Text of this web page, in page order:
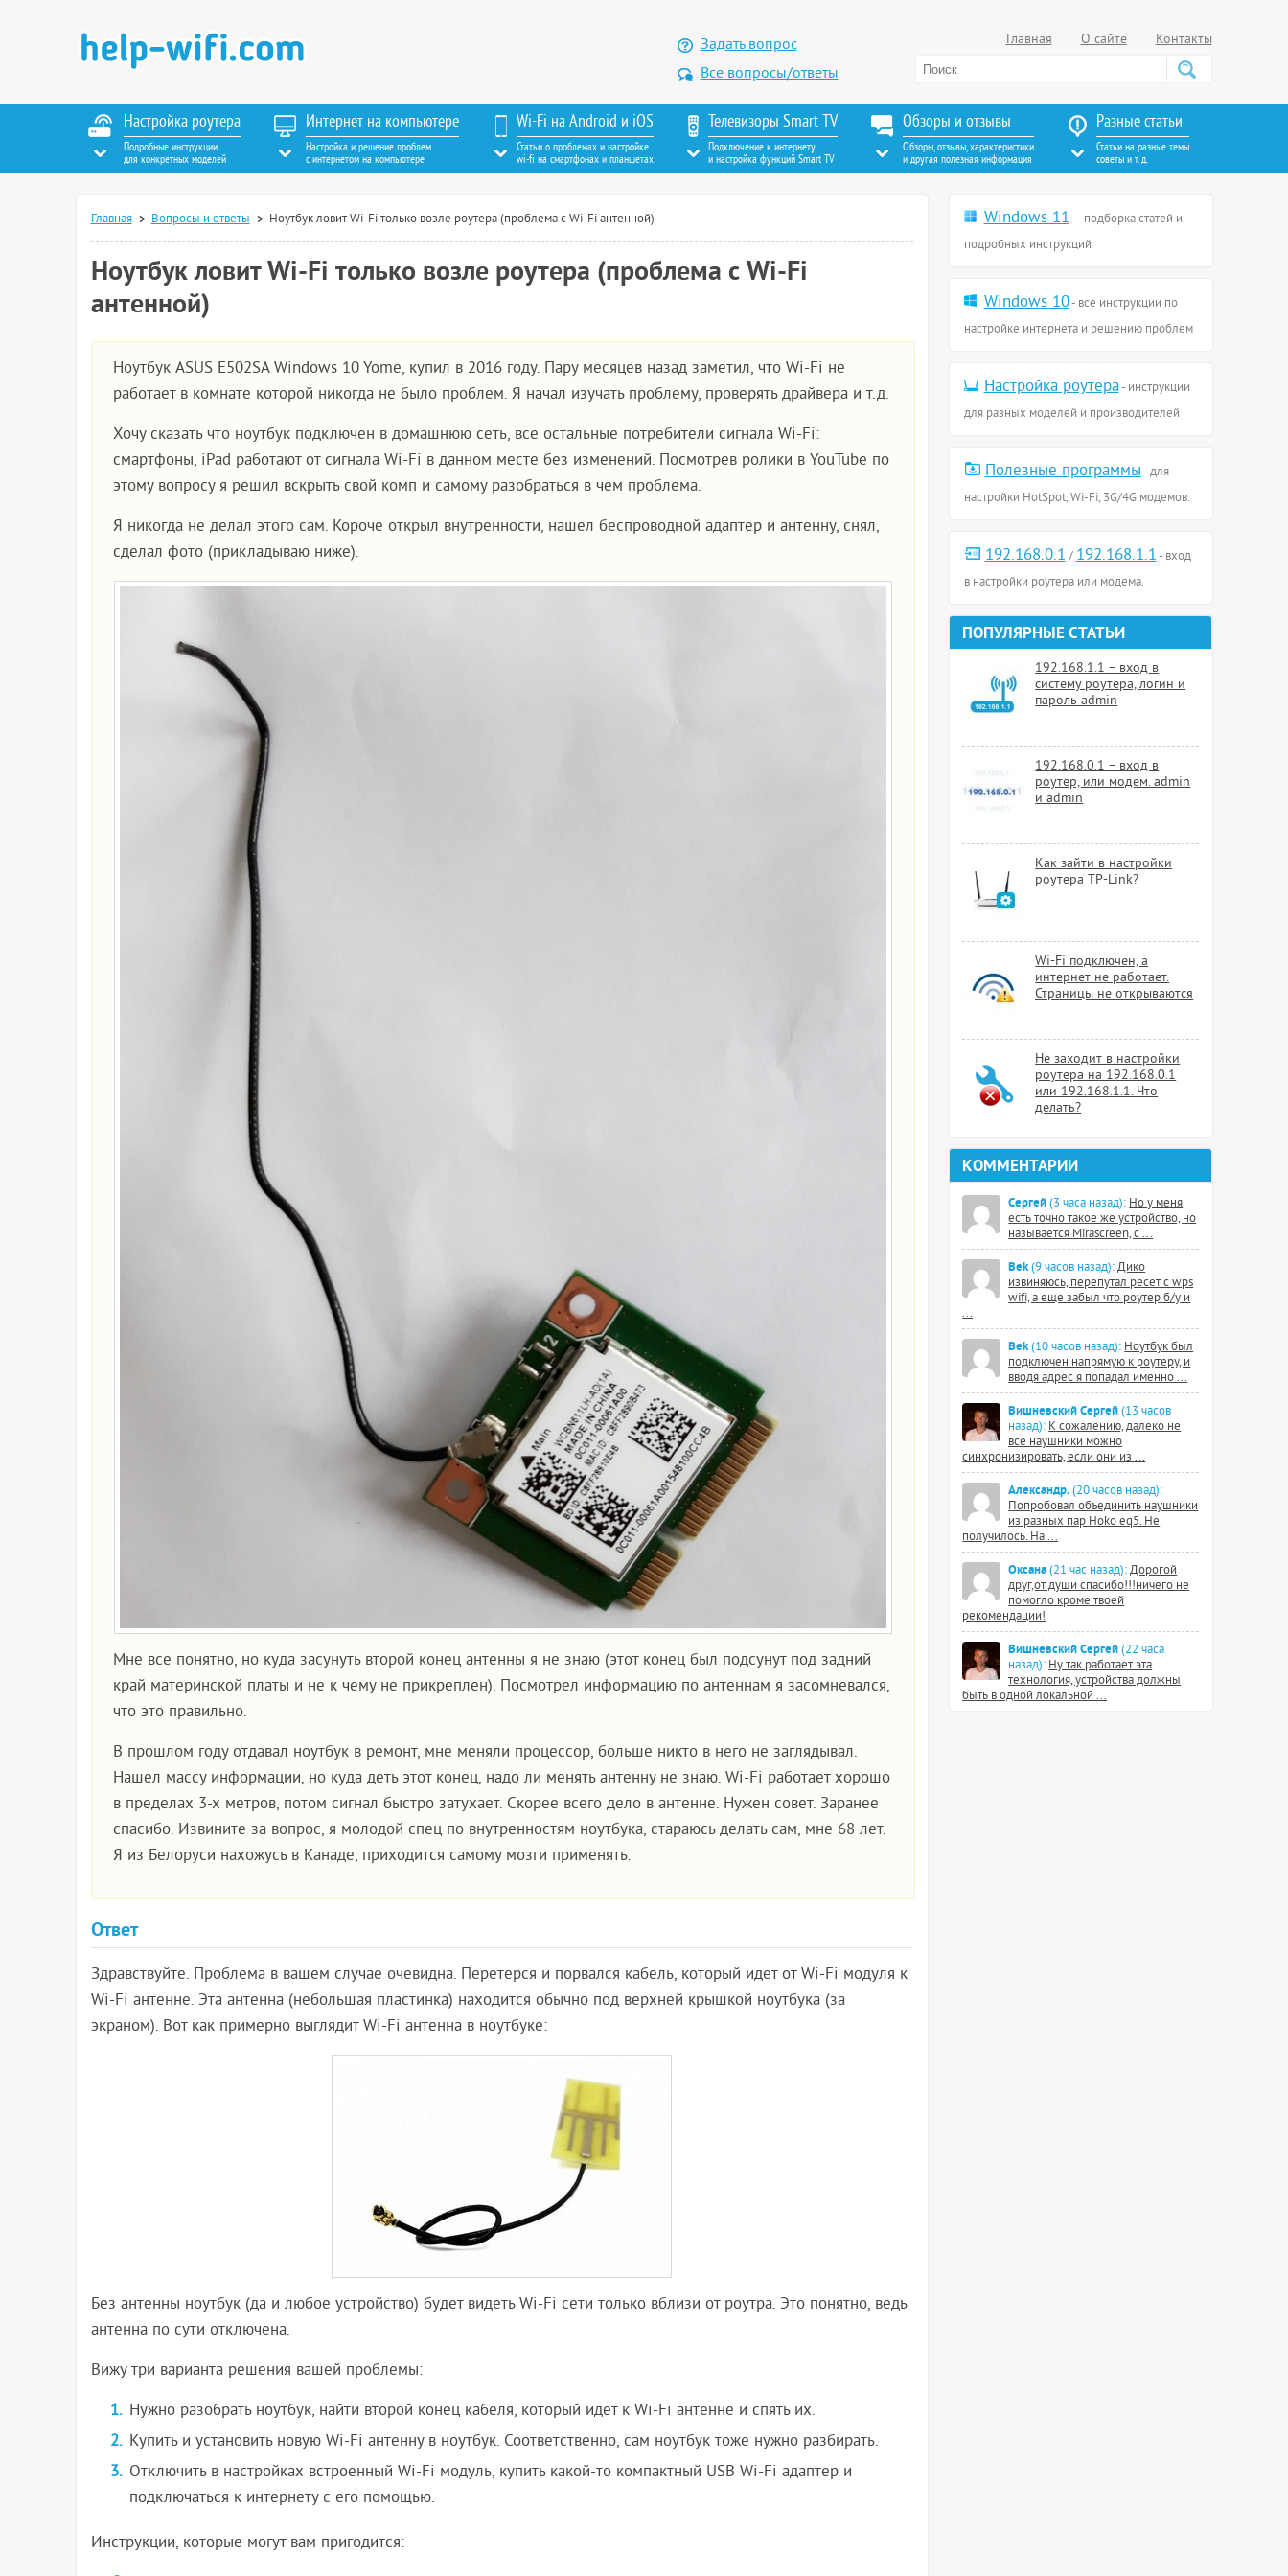
Настройка роутера
Подробные инструкции
для конкретных моделей
Интернет на компьютере
Настройка и решение проблем
с интернетом на компьютере
Wi-Fi на Android и iOS
Статьи о проблемах и настройке
wi-fi на смартфонах и планшетах
Телевизоры Smart TV
Подключение к интернету
и настройка функций Smart TV
Обзоры и отзывы
Обзоры, отзывы, характеристики
и другая полезная информация
Разные статьи
Статьи на разные темы
советы и т. д.
Задать вопрос
Все вопросы/ответы
Главная О сайте Контакты
Главная Вопросы и ответы Ноутбук ловит Wi-Fi только возле роутера (проблема с Wi-Fi антенной)
Ноутбук ловит Wi-Fi только возле роутера (проблема с Wi-Fi
антенной)
Ноутбук ASUS E502SA Windows 10 Yome, купил в 2016 году. Пару месяцев назад заметил, что Wi-Fi не
работает в комнате которой никогда не было проблем. Я начал изучать проблему, проверять драйвера и т.д.
Хочу сказать что ноутбук подключен в домашнюю сеть, все остальные потребители сигнала Wi-Fi:
смартфоны, iPad работают от сигнала Wi-Fi в данном месте без изменений. Посмотрев ролики в YouTube по
этому вопросу я решил вскрыть свой комп и самому разобраться в чем проблема.
Я никогда не делал этого сам. Короче открыл внутренности, нашел беспроводной адаптер и антенну, снял,
сделал фото (прикладываю ниже).
Мне все понятно, но куда засунуть второй конец антенны я не знаю (этот конец был подсунут под задний
край материнской платы и не к чему не прикреплен). Посмотрел информацию по антеннам я засомневался,
что это правильно.
В прошлом году отдавал ноутбук в ремонт, мне меняли процессор, больше никто в него не заглядывал.
Нашел массу информации, но куда деть этот конец, надо ли менять антенну не знаю. Wi-Fi работает хорошо
в пределах 3-х метров, потом сигнал быстро затухает. Скорее всего дело в антенне. Нужен совет. Заранее
спасибо. Извините за вопрос, я молодой спец по внутренностям ноутбука, стараюсь делать сам, мне 68 лет.
Я из Белоруси нахожусь в Канаде, приходится самому мозги применять.
Ответ
Здравствуйте. Проблема в вашем случае очевидна. Перетерся и порвался кабель, который идет от Wi-Fi модуля к
Wi-Fi антенне. Эта антенна (небольшая пластинка) находится обычно под верхней крышкой ноутбука (за
экраном). Вот как примерно выглядит Wi-Fi антенна в ноутбуке:
Без антенны ноутбук (да и любое устройство) будет видеть Wi-Fi сети только вблизи от роутра. Это понятно, ведь
антенна по сути отключена.
Вижу три варианта решения вашей проблемы:
Нужно разобрать ноутбук, найти второй конец кабеля, который идет к Wi-Fi антенне и спять их.
Купить и установить новую Wi-Fi антенну в ноутбук. Соответственно, сам ноутбук тоже нужно разбирать.
Отключить в настройках встроенный Wi-Fi модуль, купить какой-то компактный USB Wi-Fi адаптер и
подключаться к интернету с его помощью.
Инструкции, которые могут вам пригодится:
Windows 11 — подборка статей и
подробных инструкций
Windows 10- все инструкции по
настройке интернета и решению проблем
Настройка роутера- инструкции
для разных моделей и производителей
Полезные программы- для
настройки HotSpot, Wi-Fi, 3G/4G модемов.
192.168.0.1 /192.168.1.1- вход
в настройки роутера или модема.
ПОПУЛЯРНЫЕ СТАТЬИ
192.168.1.1 – вход в
систему роутера, логин и
пароль admin
192.168.0.1 – вход в
роутер, или модем. admin
и admin
Как зайти в настройки
роутера TP-Link?
Wi-Fi подключен, а
интернет не работает.
Страницы не открываются
Не заходит в настройки
роутера на 192.168.0.1
или 192.168.1.1. Что
делать?
КОММЕНТАРИИ
Сергей (3 часа назад): Но у меня
есть точно такое же устройство, но
называется Mirascreen, с ...
Bek(9 часов назад): Дико
извиняюсь, перепутал ресет с wps
wifi, а еще забыл что роутер б/у и
...
Bek(10 часов назад): Ноутбук был
подключен напрямую к роутеру, и
вводя адрес я попадал именно ...
Вишневский Сергей (13 часов
назад): К сожалению, далеко не
все наушники можно
синхронизировать, если они из ...
Александр. (20 часов назад):
Попробовал объединить наушники
из разных пар Hoko eq5. Не
получилось. На ...
Оксана (21 час назад): Дорогой
друг,от души спасибо!!!ничего не
помогло кроме твоей
рекомендации!
Вишневский Сергей (22 часа
назад): Ну так работает эта
технология, устройства должны
быть в одной локальной ...